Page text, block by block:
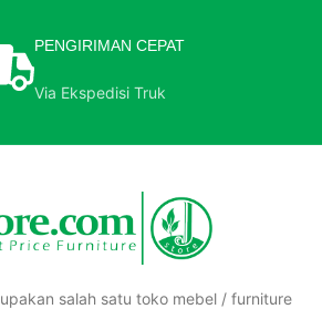
PENGIRIMAN CEPAT
Via Ekspedisi Truk
salah satu toko mebel / furniture